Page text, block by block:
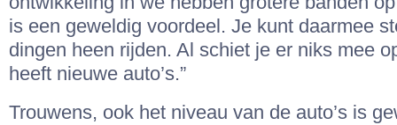
is een geweldig voordeel. Je kunt daarmee
dingen heen rijden. Al schiet je er niks mee
heeft nieuwe auto’s.”
Trouwens, ook het niveau van de auto’s is